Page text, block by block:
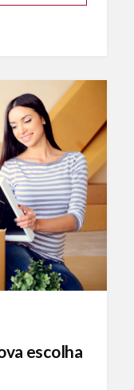
escolha